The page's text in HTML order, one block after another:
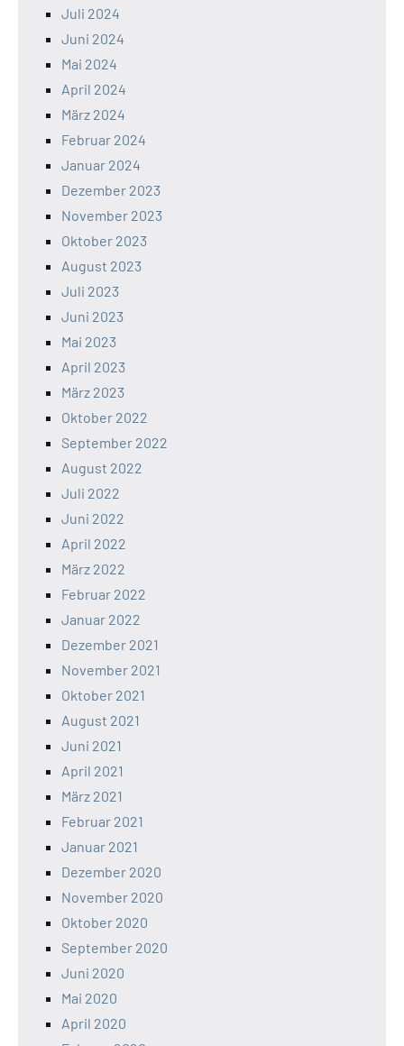
Juli 2024
Juni 2024
Mai 2024
April 2024
März 2024
Februar 2024
Januar 2024
Dezember 2023
November 2023
Oktober 2023
August 2023
Juli 2023
Juni 2023
Mai 2023
April 2023
März 2023
Oktober 2022
September 2022
August 2022
Juli 2022
Juni 2022
April 2022
März 2022
Februar 2022
Januar 2022
Dezember 2021
November 2021
Oktober 2021
August 2021
Juni 2021
April 2021
März 2021
Februar 2021
Januar 2021
Dezember 2020
November 2020
Oktober 2020
September 2020
Juni 2020
Mai 2020
April 2020